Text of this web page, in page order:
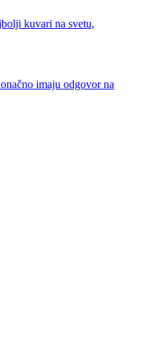
kuvari na svetu,
imaju odgovor na